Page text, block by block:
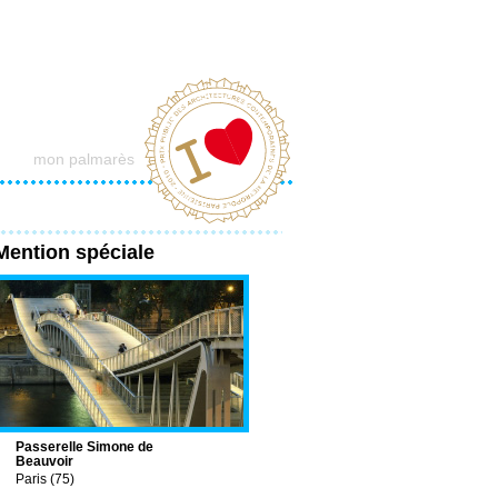
mon palmarès
spéciale
Passerelle Simone de
Beauvoir
Paris (75)